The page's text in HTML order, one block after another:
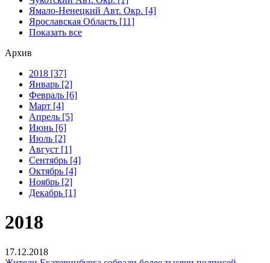
Ямало-Ненецкий Авт. Окр. [4]
Ярославская Область [11]
Показать все
Архив
2018 [37]
Январь [2]
Февраль [6]
Март [4]
Апрель [5]
Июнь [6]
Июль [2]
Август [1]
Сентябрь [4]
Октябрь [4]
Ноябрь [2]
Декабрь [1]
2018
17.12.2018